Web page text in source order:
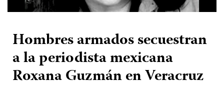
Hombres armados secuestran
a la periodista mexicana
Roxana Guzmán en Veracruz